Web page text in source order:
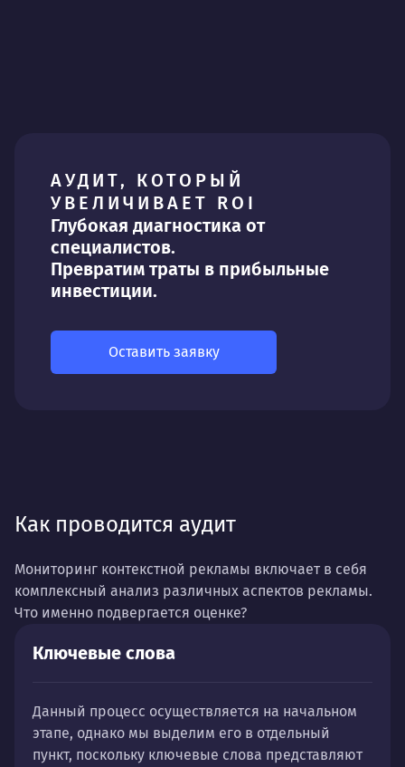
АУДИТ, КОТОРЫЙ
УВЕЛИЧИВАЕТ ROI
Глубокая диагностика от
специалистов.
Превратим траты в прибыльные
инвестиции.
Оставить заявку
Как проводится аудит
Мониторинг контекстной рекламы включает в себя
комплексный анализ различных аспектов рекламы.
Что именно подвергается оценке?
Ключевые слова
Данный процесс осуществляется на начальном
этапе, однако мы выделим его в отдельный
пункт, поскольку ключевые слова представляют